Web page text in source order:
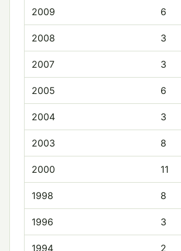
2009 6
2008 3
2007 3
2005 6
2004 3
2003 8
2000 11
1998 8
1996 3
1994 2